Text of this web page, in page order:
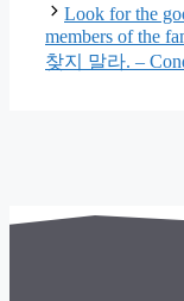
Look for the
members of the
찾지 말라. –